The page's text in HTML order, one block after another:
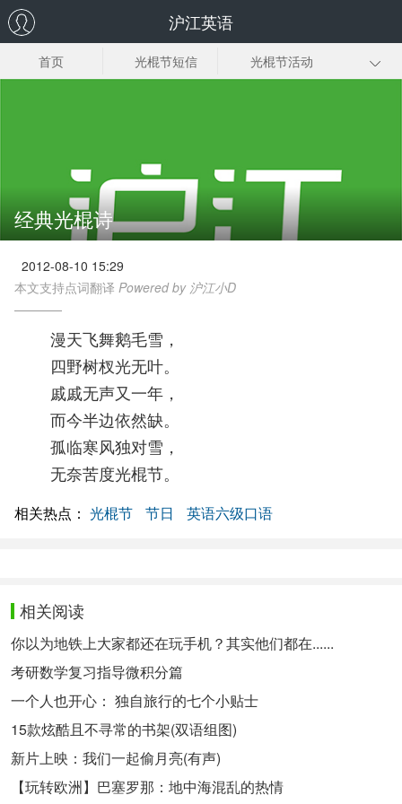
沪江英语
首页 光棍节短信 光棍节活动
经典光棍诗
2012-08-10 15:29
本文支持点词翻译 Powered by 沪江小D
漫天飞舞鹅毛雪，
四野树杈光无叶。
戚戚无声又一年，
而今半边依然缺。
孤临寒风独对雪，
无奈苦度光棍节。
相关热点： 光棍节 节日 英语六级口语
相关阅读
你以为地铁上大家都还在玩手机？其实他们都在......
考研数学复习指导微积分篇
一个人也开心： 独自旅行的七个小贴士
15款炫酷且不寻常的书架(双语组图)
新片上映：我们一起偷月亮(有声)
【玩转欧洲】巴塞罗那：地中海混乱的热情